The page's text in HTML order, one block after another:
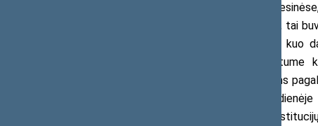
didžiąją dalį savo gyvenimo tiek
lygių galimybių kontrolieriaus pareigas, tai
didžiules pastangas, kad pasiektume kuo
seksualinį priekabiavimą, kad
kiekvienai besikreipiančiam, ieškantiems
prevenciją ir integravimą įstaigų
valstybės institucijų, savivaldybės